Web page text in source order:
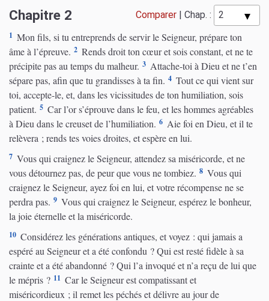
Chapitre 2 Comparer Chap. :
1 Mon fils, si tu entreprends de servir le Seigneur, prépare ton
âme à l’épreuve. 2 Rends droit ton cœur et sois constant, et ne te
précipite pas au temps du malheur. 3 Attache-toi à Dieu et ne t’en
sépare pas, afin que tu grandisses à ta fin. 4 Tout ce qui vient sur
toi, accepte-le, et, dans les vicissitudes de ton humiliation, sois
patient. 5 Car l’or s’éprouve dans le feu, et les hommes agréables
à Dieu dans le creuset de l’humiliation. 6 Aie foi en Dieu, et il te
relèvera ; rends tes voies droites, et espère en lui.
7 Vous qui craignez le Seigneur, attendez sa miséricorde, et ne
vous détournez pas, de peur que vous ne tombiez. 8 Vous qui
craignez le Seigneur, ayez foi en lui, et votre récompense ne se
perdra pas. 9 Vous qui craignez le Seigneur, espérez le bonheur,
la joie éternelle et la miséricorde.
10 Considérez les générations antiques, et voyez : qui jamais a
espéré au Seigneur et a été confondu ? Qui est resté fidèle à sa
crainte et a été abandonné ? Qui l’a invoqué et n’a reçu de lui que
le mépris ? 11 Car le Seigneur est compatissant et
miséricordieux ; il remet les péchés et délivre au jour de